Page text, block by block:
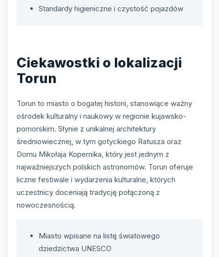
Standardy higieniczne i czystość pojazdów
Ciekawostki o lokalizacji
Torun
Torun to miasto o bogatej historii, stanowiące ważny
ośrodek kulturalny i naukowy w regionie kujawsko-
pomorskim. Słynie z unikalnej architektury
średniowiecznej, w tym gotyckiego Ratusza oraz
Domu Mikołaja Kopernika, który jest jednym z
najważniejszych polskich astronomów. Torun oferuje
liczne festiwale i wydarzenia kulturalne, których
uczestnicy doceniają tradycję połączoną z
nowoczesnością.
Miasto wpisane na listę światowego
dziedzictwa UNESCO